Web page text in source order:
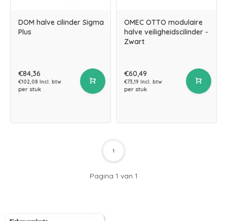
DOM halve cilinder Sigma
Plus
€84,36
€102,08 Incl. btw
per stuk
OMEC OTTO modulaire
halve veiligheidscilinder -
Zwart
€60,49
€73,19 Incl. btw
per stuk
Pagina 1 van 1
1